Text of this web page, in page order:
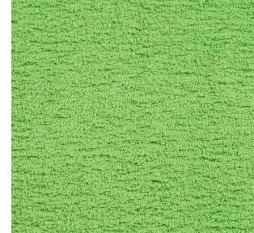
Предоставената таблица е с
Добавете продукта в количката си с
количката" и при поръчка ще можете
вноски на кредита.
Предоставената таблица е с
Добавете продукта в количката си с
количката" и при поръчка ще можете
вноски на кредита.
Предоставената таблица е с
Добавете продукта в количката си с
количката" и при поръчка ще можете
вноски на кредита.